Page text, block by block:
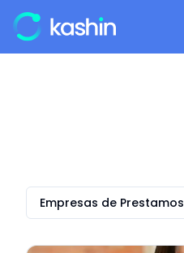
Empresas de Prestamos